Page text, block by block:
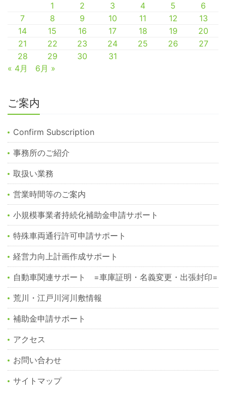
1
2 3 4 5
6
7
8 9 10 11 12
13
14
15 16 17 18 19
20
21
22 23 24 25 26
27
28
29 30
31
« 4月
6月 »
ご案内
Confirm Subscription
事務所のご紹介
取扱い業務
営業時間等のご案内
小規模事業者持続化補助金申請サポート
特殊車両通行許可申請サポート
経営力向上計画作成サポート
自動車関連サポート =車庫証明・名義変更・出張封印=
荒川・江戸川河川敷情報
補助金申請サポート
アクセス
お問い合わせ
サイトマップ